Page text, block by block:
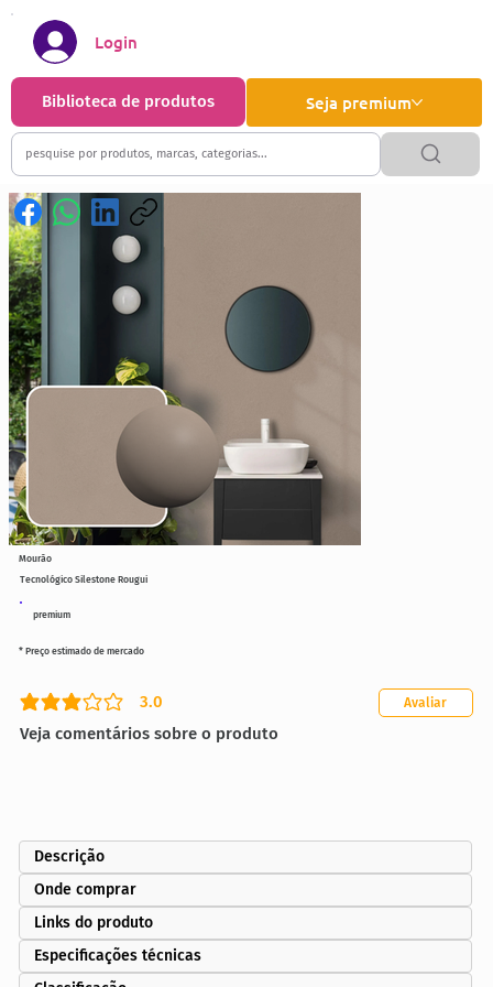
Seja premium
Biblioteca de produtos
Login
premium
Tecnológico Silestone Rougui
3.0
classificação média é 3 de 5
Veja comentários sobre o produto
Avaliar
* Preço estimado de mercado
Mourão
Descrição
Onde comprar
Links do produto
Especificações técnicas